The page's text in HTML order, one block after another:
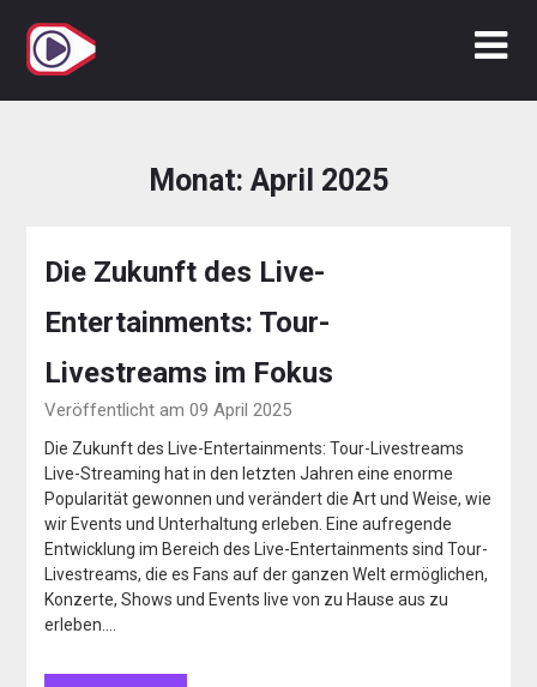
Inhalt
springen
Monat: April 2025
Die Zukunft des Live-
Entertainments: Tour-
Livestreams im Fokus
Veröffentlicht am 09 April 2025
Die Zukunft des Live-Entertainments: Tour-Livestreams
Live-Streaming hat in den letzten Jahren eine enorme
Popularität gewonnen und verändert die Art und Weise, wie
wir Events und Unterhaltung erleben. Eine aufregende
Entwicklung im Bereich des Live-Entertainments sind Tour-
Livestreams, die es Fans auf der ganzen Welt ermöglichen,
Konzerte, Shows und Events live von zu Hause aus zu
erleben….